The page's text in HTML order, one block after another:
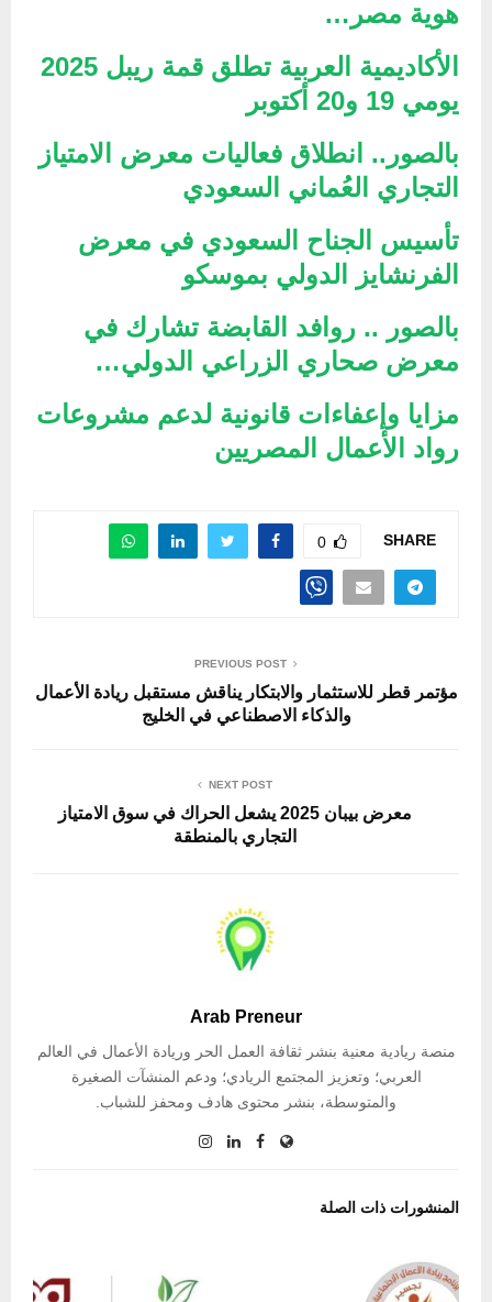
هوية مصر…
الأكاديمية العربية تطلق قمة ريبل 2025
يومي 19 و20 أكتوبر
بالصور.. انطلاق فعاليات معرض الامتياز
التجاري العُماني السعودي
تأسيس الجناح السعودي في معرض
الفرنشايز الدولي بموسكو
بالصور .. روافد القابضة تشارك في
معرض صحاري الزراعي الدولي…
مزايا وإعفاءات قانونية لدعم مشروعات
رواد الأعمال المصريين
SHARE
0
PREVIOUS POST
مؤتمر قطر للاستثمار والابتكار يناقش مستقبل ريادة الأعمال
والذكاء الاصطناعي في الخليج
NEXT POST
معرض بيبان 2025 يشعل الحراك في سوق الامتياز
التجاري بالمنطقة
Arab Preneur
منصة ريادية معنية بنشر ثقافة العمل الحر وريادة الأعمال في العالم
العربي؛ وتعزيز المجتمع الريادي؛ ودعم المنشآت الصغيرة
والمتوسطة، بنشر محتوى هادف ومحفز للشباب.
المنشورات ذات الصلة